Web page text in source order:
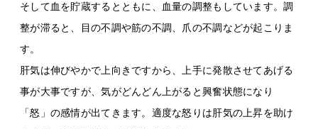
そして血を貯蔵するとともに、血量の調整もしています。調
整が滞ると、目の不調や筋の不調、爪の不調などが起こりま
す。
肝気は伸びやかで上向きですから、上手に発散させてあげる
事が大事ですが、気がどんどん上がると興奮状態になり
「怒」の感情が出てきます。適度な怒りは肝気の上昇を助け